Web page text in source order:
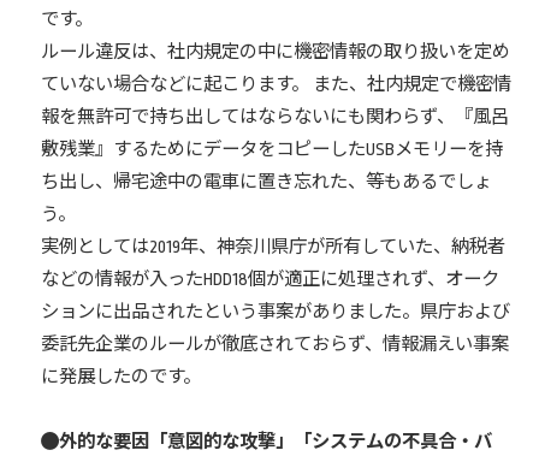
です。
ルール違反は、社内規定の中に機密情報の取り扱いを定め
ていない場合などに起こります。 また、社内規定で機密情
報を無許可で持ち出してはならないにも関わらず、『風呂
敷残業』するためにデータをコピーしたUSBメモリーを持
ち出し、帰宅途中の電車に置き忘れた、等もあるでしょ
う。
実例としては2019年、神奈川県庁が所有していた、納税者
などの情報が入ったHDD18個が適正に処理されず、オーク
ションに出品されたという事案がありました。県庁および
委託先企業のルールが徹底されておらず、情報漏えい事案
に発展したのです。
外的な要因「意図的な攻撃」「システムの不具合・バ